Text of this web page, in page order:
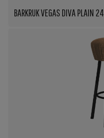
BARKRUK VEGAS DIVA PLAIN 24